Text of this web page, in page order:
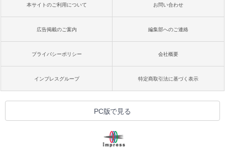
本サイトのご利用について お問い合わせ
広告掲載のご案内 編集部へのご連絡
プライバシーポリシー 会社概要
インプレスグループ 特定商取引法に基づく表示
PC版で見る